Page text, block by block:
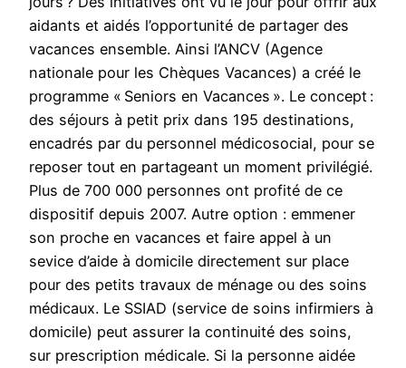
aidants et aidés l’opportunité de partager des
vacances ensemble. Ainsi l’ANCV (Agence
nationale pour les Chèques Vacances) a créé le
programme « Seniors en Vacances ». Le concept :
des séjours à petit prix dans 195 destinations,
encadrés par du personnel médicosocial, pour se
reposer tout en partageant un moment privilégié.
Plus de 700 000 personnes ont profité de ce
dispositif depuis 2007. Autre option : emmener
son proche en vacances et faire appel à un
sevice d’aide à domicile directement sur place
pour des petits travaux de ménage ou des soins
médicaux. Le SSIAD (service de soins infirmiers à
domicile) peut assurer la continuité des soins,
sur prescription médicale. Si la personne aidée